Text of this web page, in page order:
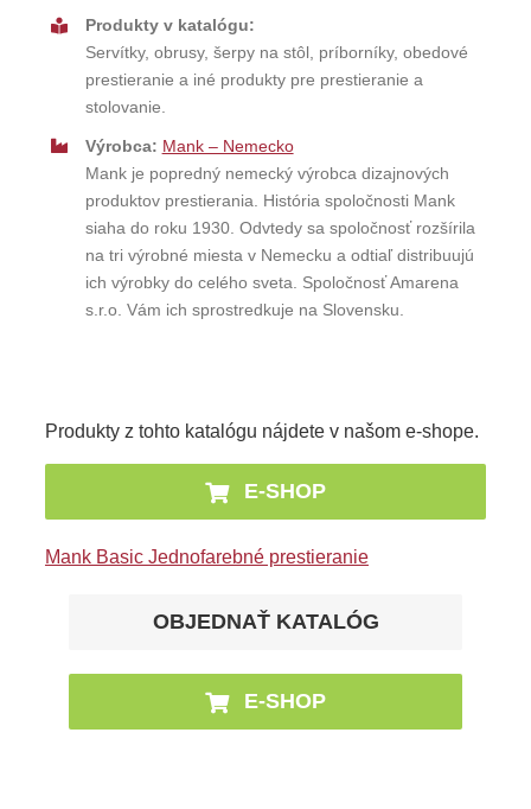
Produkty v katalógu:
Servítky, obrusy, šerpy na stôl, príborníky, obedové
prestieranie a iné produkty pre prestieranie a
stolovanie.
Výrobca: Mank – Nemecko
Mank je popredný nemecký výrobca dizajnových
produktov prestierania. História spoločnosti Mank
siaha do roku 1930. Odvtedy sa spoločnosť rozšírila
na tri výrobné miesta v Nemecku a odtiaľ distribuujú
ich výrobky do celého sveta. Spoločnosť Amarena
s.r.o. Vám ich sprostredkuje na Slovensku.
Produkty z tohto katalógu nájdete v našom e-shope.
E-SHOP
Mank Basic Jednofarebné prestieranie
OBJEDNAŤ KATALÓG
E-SHOP